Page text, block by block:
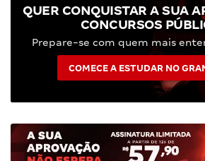
QUER CONQUISTAR A SUA
CONCURSOS
Prepare-se com quem mais
COMECE A ESTUDAR NO